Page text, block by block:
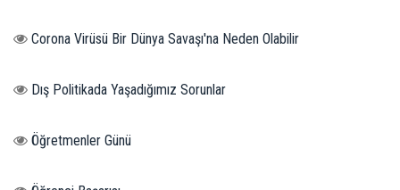
Corona Virüsü Bir Dünya Savaşı'na Neden Olabilir
Dış Politikada Yaşadığımız Sorunlar
Öğretmenler Günü